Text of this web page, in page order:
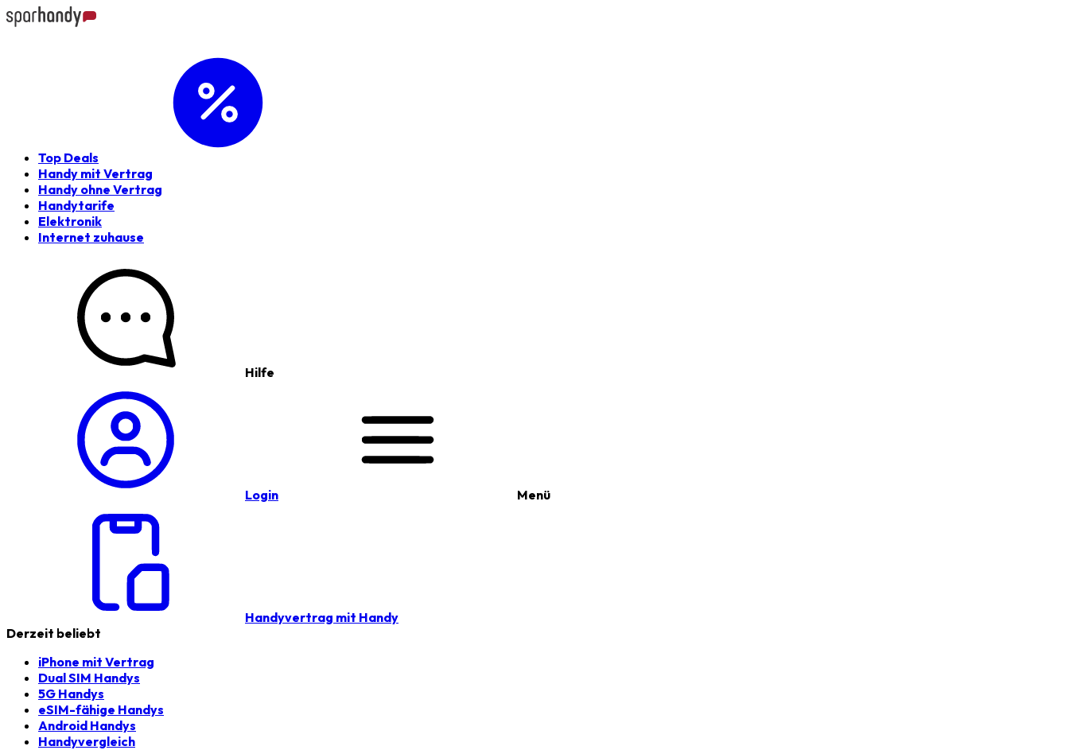
Top Deals
Handy mit Vertrag
Handy ohne Vertrag
Handytarife
Elektronik
Internet zuhause
Hilfe
Login Menü
Handyvertrag mit Handy
Derzeit beliebt
iPhone mit Vertrag
Dual SIM Handys
5G Handys
eSIM-fähige Handys
Android Handys
Handyvergleich